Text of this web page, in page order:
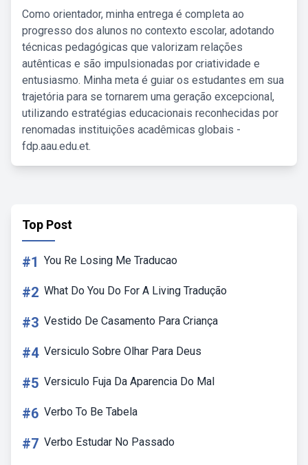
Como orientador, minha entrega é completa ao
progresso dos alunos no contexto escolar, adotando
técnicas pedagógicas que valorizam relações
autênticas e são impulsionadas por criatividade e
entusiasmo. Minha meta é guiar os estudantes em sua
trajetória para se tornarem uma geração excepcional,
utilizando estratégias educacionais reconhecidas por
renomadas instituições acadêmicas globais -
fdp.aau.edu.et.
Top Post
#1 You Re Losing Me Traducao
#2 What Do You Do For A Living Tradução
#3 Vestido De Casamento Para Criança
#4 Versiculo Sobre Olhar Para Deus
#5 Versiculo Fuja Da Aparencia Do Mal
#6 Verbo To Be Tabela
#7 Verbo Estudar No Passado